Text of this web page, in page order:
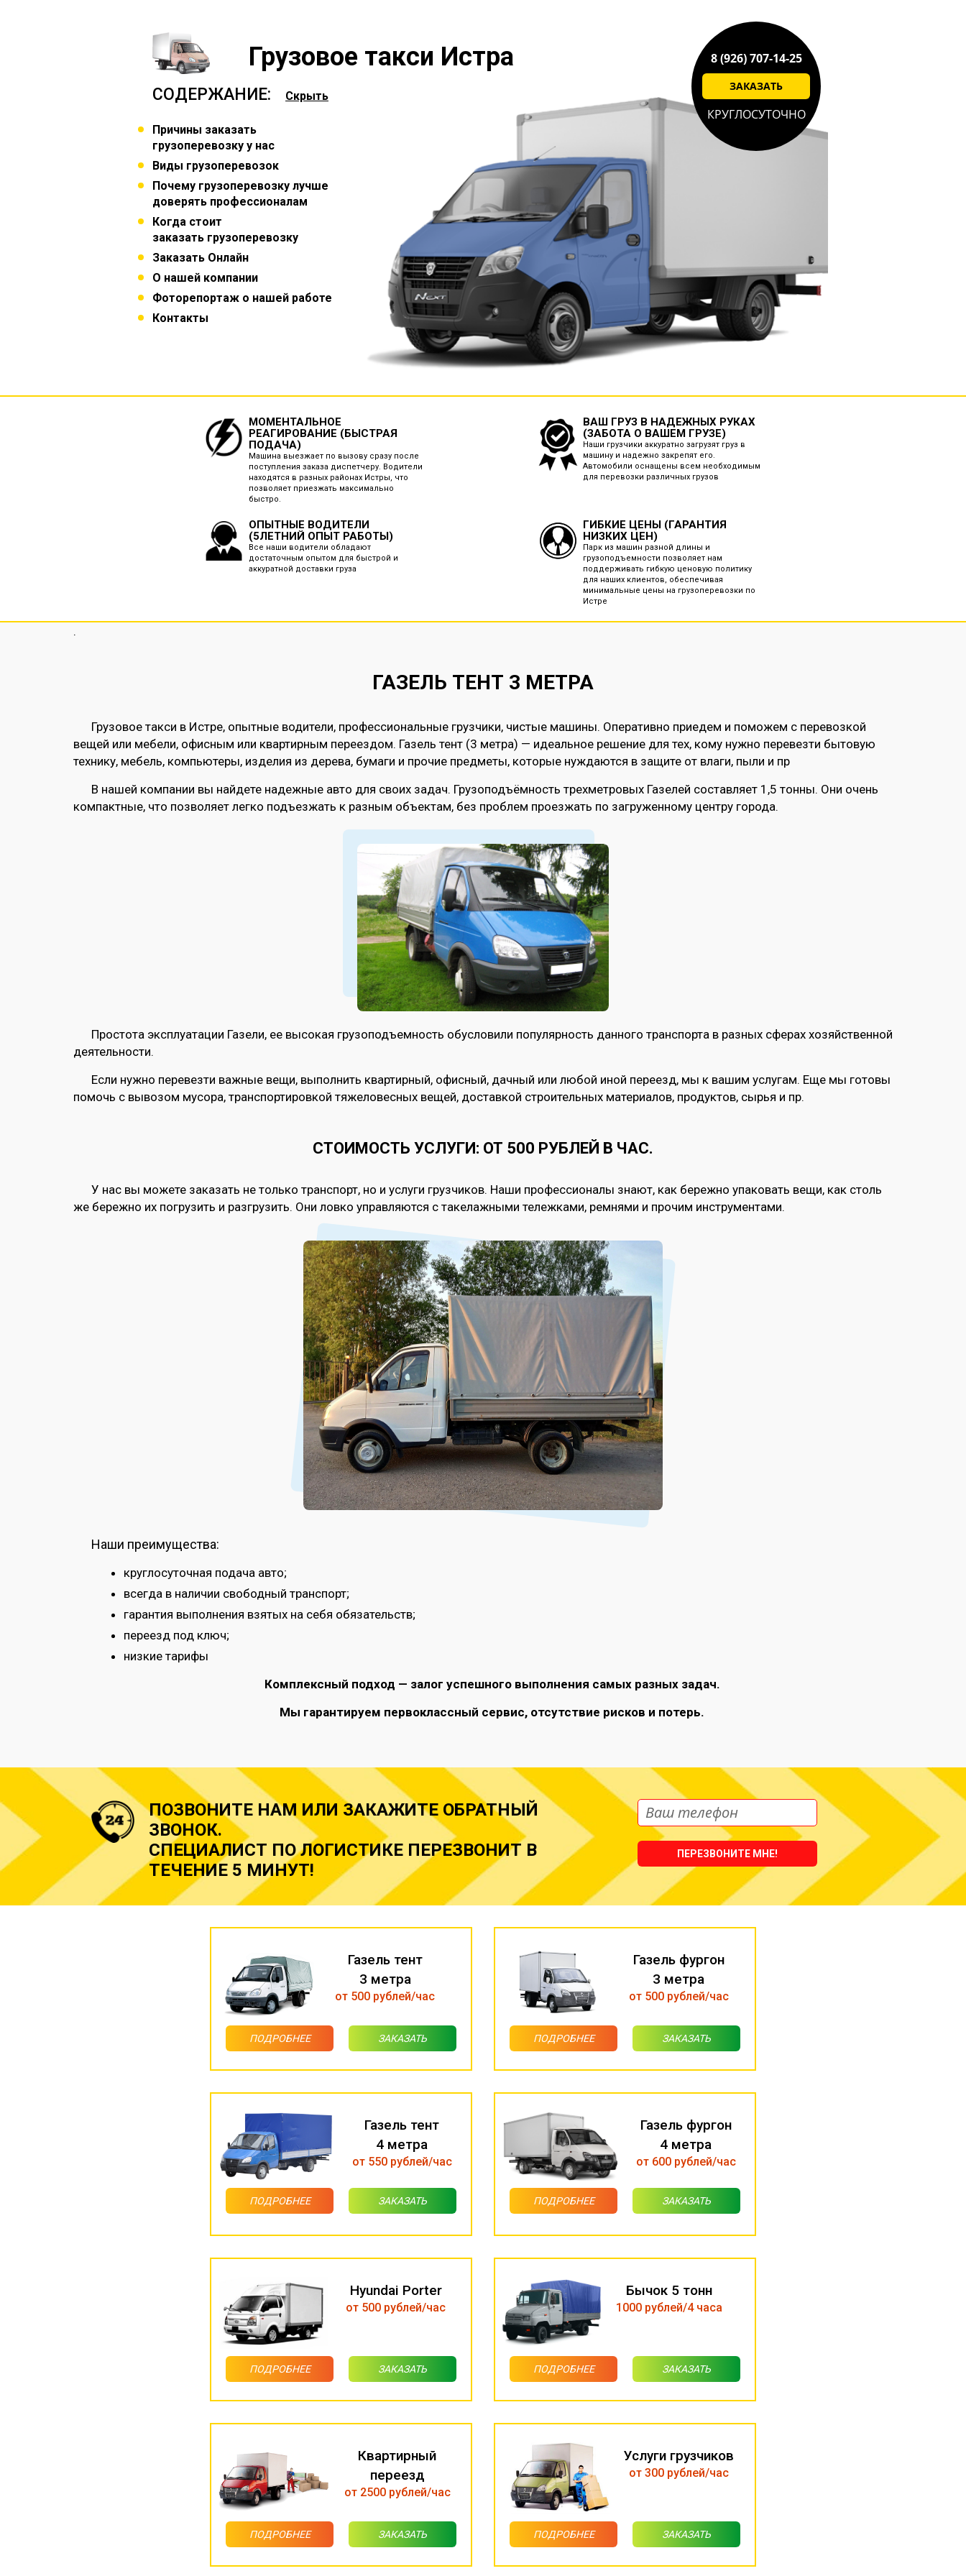
Грузовое такси Истра 8 (926) 707-14-25
ЗАКАЗАТЬ
КРУГЛОСУТОЧНО
СОДЕРЖАНИЕ: Скрыть
Причины заказать
грузоперевозку у нас
Виды грузоперевозок
Почему грузоперевозку лучше
доверять профессионалам
Когда стоит
заказать грузоперевозку
Заказать Онлайн
О нашей компании
Фоторепортаж о нашей работе
Контакты
МОМЕНТАЛЬНОЕ
РЕАГИРОВАНИЕ (БЫСТРАЯ
ПОДАЧА)
Машина выезжает по вызову сразу после
поступления заказа диспетчеру. Водители
находятся в разных районах Истры, что
позволяет приезжать максимально
быстро.
ВАШ ГРУЗ В НАДЕЖНЫХ РУКАХ
(ЗАБОТА О ВАШЕМ ГРУЗЕ)
Наши грузчики аккуратно загрузят груз в
машину и надежно закрепят его.
Автомобили оснащены всем необходимым
для перевозки различных грузов
ОПЫТНЫЕ ВОДИТЕЛИ
(5ЛЕТНИЙ ОПЫТ РАБОТЫ)
Все наши водители обладают
достаточным опытом для быстрой и
аккуратной доставки груза
ГИБКИЕ ЦЕНЫ (ГАРАНТИЯ
НИЗКИХ ЦЕН)
Парк из машин разной длины и
грузоподъемности позволяет нам
поддерживать гибкую ценовую политику
для наших клиентов, обеспечивая
минимальные цены на грузоперевозки по
Истре
.
ГАЗЕЛЬ ТЕНТ 3 МЕТРА
Грузовое такси в Истре, опытные водители, профессиональные грузчики, чистые машины. Оперативно приедем и поможем с перевозкой
вещей или мебели, офисным или квартирным переездом. Газель тент (3 метра) — идеальное решение для тех, кому нужно перевезти бытовую
технику, мебель, компьютеры, изделия из дерева, бумаги и прочие предметы, которые нуждаются в защите от влаги, пыли и пр
В нашей компании вы найдете надежные авто для своих задач. Грузоподъёмность трехметровых Газелей составляет 1,5 тонны. Они очень
компактные, что позволяет легко подъезжать к разным объектам, без проблем проезжать по загруженному центру города.
Простота эксплуатации Газели, ее высокая грузоподъемность обусловили популярность данного транспорта в разных сферах хозяйственной
деятельности.
Если нужно перевезти важные вещи, выполнить квартирный, офисный, дачный или любой иной переезд, мы к вашим услугам. Еще мы готовы
помочь с вывозом мусора, транспортировкой тяжеловесных вещей, доставкой строительных материалов, продуктов, сырья и пр.
СТОИМОСТЬ УСЛУГИ: ОТ 500 РУБЛЕЙ В ЧАС.
У нас вы можете заказать не только транспорт, но и услуги грузчиков. Наши профессионалы знают, как бережно упаковать вещи, как столь
же бережно их погрузить и разгрузить. Они ловко управляются с такелажными тележками, ремнями и прочим инструментами.
Наши преимущества:
круглосуточная подача авто;
всегда в наличии свободный транспорт;
гарантия выполнения взятых на себя обязательств;
переезд под ключ;
низкие тарифы
Комплексный подход — залог успешного выполнения самых разных задач.
Мы гарантируем первоклассный сервис, отсутствие рисков и потерь.
ПОЗВОНИТЕ НАМ ИЛИ ЗАКАЖИТЕ ОБРАТНЫЙ
ЗВОНОК.
СПЕЦИАЛИСТ ПО ЛОГИСТИКЕ ПЕРЕЗВОНИТ В
ТЕЧЕНИЕ 5 МИНУТ!
ПЕРЕЗВОНИТЕ МНЕ!
Газель тент
3 метра
от 500 рублей/час
ПОДРОБНЕЕ ЗАКАЗАТЬ
Газель фургон
3 метра
от 500 рублей/час
ПОДРОБНЕЕ ЗАКАЗАТЬ
Газель тент
4 метра
от 550 рублей/час
ПОДРОБНЕЕ ЗАКАЗАТЬ
Газель фургон
4 метра
от 600 рублей/час
ПОДРОБНЕЕ ЗАКАЗАТЬ
Hyundai Porter
от 500 рублей/час
ПОДРОБНЕЕ ЗАКАЗАТЬ
Бычок 5 тонн
1000 рублей/4 часа
ПОДРОБНЕЕ ЗАКАЗАТЬ
Квартирный
переезд
от 2500 рублей/час
ПОДРОБНЕЕ ЗАКАЗАТЬ
Услуги грузчиков
от 300 рублей/час
ПОДРОБНЕЕ ЗАКАЗАТЬ